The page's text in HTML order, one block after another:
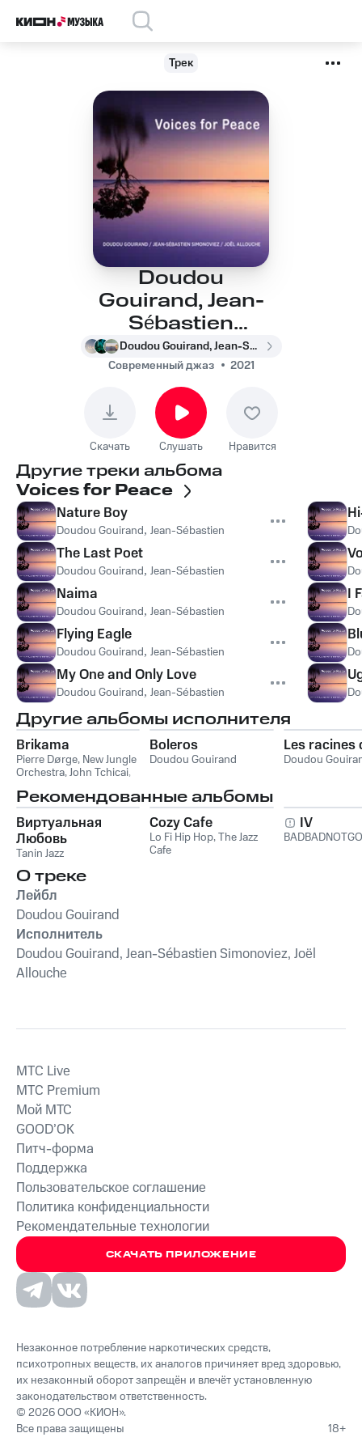
Трек
Doudou
Gouirand, Jean-
Sébastien
Simonoviez, Joël
Allouche - Voices for
Peace
Doudou Gouirand, Jean-Sébastien Simonoviez, Joël Allouche
Современный джаз
2021
Скачать Слушать Нравится
Другие треки альбома
Voices for Peace
Nature Boy
Doudou Gouirand, Jean-Sébastien Simonoviez Joël Allouche
The Last Poet
Doudou Gouirand, Jean-Sébastien Simonoviez Joël Allouche
Naima
Doudou Gouirand, Jean-Sébastien Simonoviez Joël Allouche
Flying Eagle
Doudou Gouirand, Jean-Sébastien Simonoviez Joël Allouche
My One and Only Love
Doudou Gouirand, Jean-Sébastien Simonoviez Joël Allouche
I
Другие альбомы исполнителя
Brikama
Pierre Dørge, New Jungle
Orchestra,John Tchicai,
Gouirand,Michel Marre
Boleros
Doudou Gouirand
Les racines
Doudou
Рекомендованные альбомы
Виртуальная
Любовь
Tanin Jazz
Cozy Cafe
Lo Fi Hip Hop,The Jazz
Cafe
IV
О треке
Лейбл
Doudou Gouirand
Исполнитель
Doudou Gouirand, Jean-Sébastien Simonoviez, Joël
Allouche
СКАЧАТЬ ПРИЛОЖЕНИЕ
MTС Live
MTС Premium
Мой МТС
GOOD’OK
Питч-форма
Поддержка
Пользовательское соглашение
Политика конфиденциальности
Рекомендательные технологии
Незаконное потребление наркотических средств,
психотропных веществ, их аналогов причиняет вред здоровью,
их незаконный оборот запрещён и влечёт установленную
законодательством ответственность.
© 2026 ООО «КИОН».
Все права защищены
18+